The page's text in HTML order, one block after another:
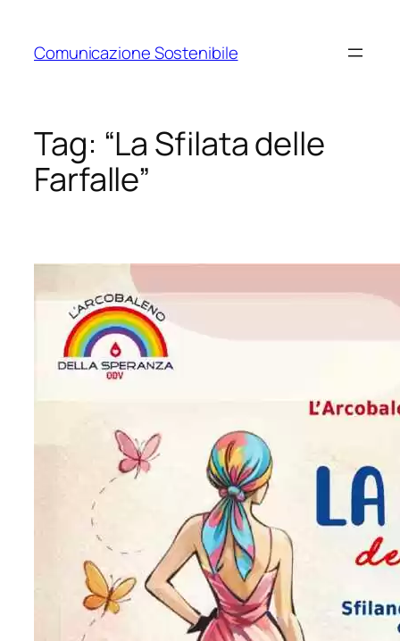
contenuto
Comunicazione Sostenibile
Tag: “La Sfilata delle
Farfalle”